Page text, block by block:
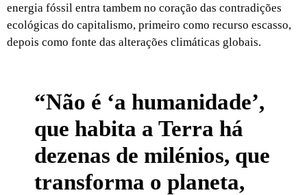
energia fóssil entra tambem no coração das contradições
ecológicas do capitalismo, primeiro como recurso escasso,
depois como fonte das alterações climáticas globais.
“Não é ‘a humanidade’,
que habita a Terra há
dezenas de milénios, que
transforma o planeta,